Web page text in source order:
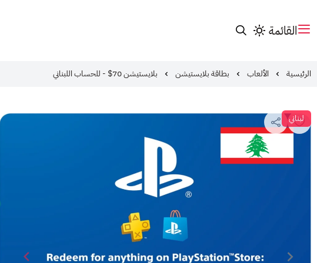
القائمة
الرئيسية الألعاب بطاقة بلايستيشن بلايستيشن 70$ - للحساب اللبناني
لبناني